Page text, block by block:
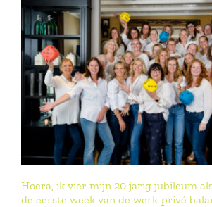
Hoera, ik vier mijn 20 jarig jubileum
de eerste week van de werk-privé